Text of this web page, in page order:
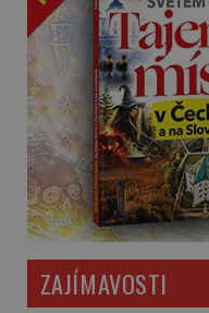
ZAJÍMAVOSTI